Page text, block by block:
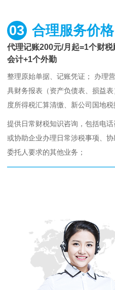
03 合理服务价格
代理记账200元/月起=1个财
会计+1个外勤
整理原始单据、记账凭证； 办理
具财务报表（资产负债表、损益
度所得税汇算清缴、新公司国地
提供日常财税知识咨询，包括电
或协助企业办理日常涉税事项、
委托人要求的其他业务；